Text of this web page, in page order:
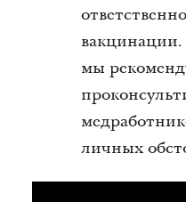
мы
личных